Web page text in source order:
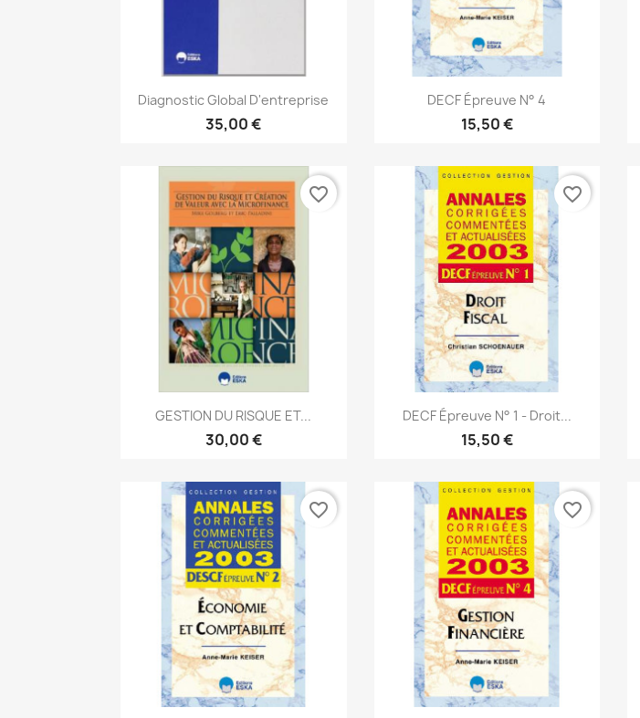
Aperçu rapide
Diagnostic Global D'entreprise
35,00 €
Aperçu rapide
DECF Épreuve N° 4
15,50 €
Aperçu rapide
GESTION DU RISQUE ET...
30,00 €
favorite_border
Aperçu rapide
DECF Épreuve N° 1 - Droit...
15,50 €
favorite_border
favorite_border favorite_border